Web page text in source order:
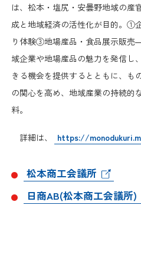
海外ビジネス
情報提供・広報
その他サービ
役員紹介
日商のあゆみ
委員会・専門
日商創立100
情報公開
は、松本・塩尻・安曇野地域の産
成と地域経済の活性化が目的。①
り体験③地場産品・食品展示販
域企業や地場産品の魅力を発信し
きる機会を提供するとともに、も
の関心を高め、地域産業の持続的
料。
詳細は、 https://
松本商工会議所
日商AB(松本商工会議所)